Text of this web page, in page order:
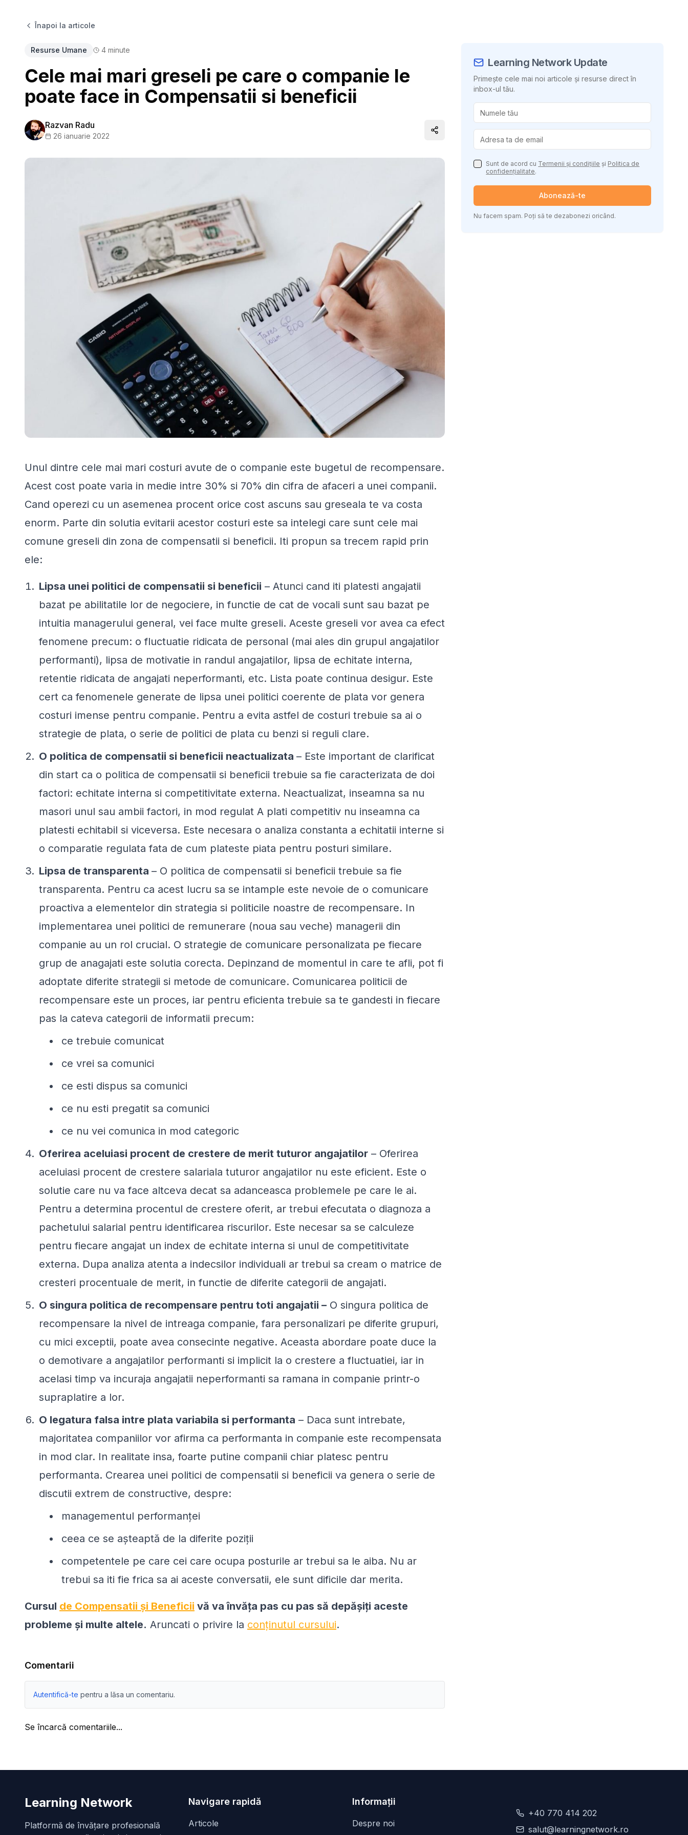
Înapoi la articole
Resurse Umane 4 minute
Cele mai mari greseli pe care o companie le
poate face in Compensatii si beneficii
Razvan Radu
26 ianuarie 2022 Distribuie conținutul
Unul dintre cele mai mari costuri avute de o companie este bugetul de recompensare.
Acest cost poate varia in medie intre 30% si 70% din cifra de afaceri a unei companii.
Cand operezi cu un asemenea procent orice cost ascuns sau greseala te va costa
enorm. Parte din solutia evitarii acestor costuri este sa intelegi care sunt cele mai
comune greseli din zona de compensatii si beneficii. Iti propun sa trecem rapid prin
ele:
Lipsa unei politici de compensatii si beneficii – Atunci cand iti platesti angajatii
bazat pe abilitatile lor de negociere, in functie de cat de vocali sunt sau bazat pe
intuitia managerului general, vei face multe greseli. Aceste greseli vor avea ca efect
fenomene precum: o fluctuatie ridicata de personal (mai ales din grupul angajatilor
performanti), lipsa de motivatie in randul angajatilor, lipsa de echitate interna,
retentie ridicata de angajati neperformanti, etc. Lista poate continua desigur. Este
cert ca fenomenele generate de lipsa unei politici coerente de plata vor genera
costuri imense pentru companie. Pentru a evita astfel de costuri trebuie sa ai o
strategie de plata, o serie de politici de plata cu benzi si reguli clare.
O politica de compensatii si beneficii neactualizata – Este important de clarificat
din start ca o politica de compensatii si beneficii trebuie sa fie caracterizata de doi
factori: echitate interna si competitivitate externa. Neactualizat, inseamna sa nu
masori unul sau ambii factori, in mod regulat A plati competitiv nu inseamna ca
platesti echitabil si viceversa. Este necesara o analiza constanta a echitatii interne si
o comparatie regulata fata de cum plateste piata pentru posturi similare.
Lipsa de transparenta – O politica de compensatii si beneficii trebuie sa fie
transparenta. Pentru ca acest lucru sa se intample este nevoie de o comunicare
proactiva a elementelor din strategia si politicile noastre de recompensare. In
implementarea unei politici de remunerare (noua sau veche) managerii din
companie au un rol crucial. O strategie de comunicare personalizata pe fiecare
grup de anagajati este solutia corecta. Depinzand de momentul in care te afli, pot fi
adoptate diferite strategii si metode de comunicare. Comunicarea politicii de
recompensare este un proces, iar pentru eficienta trebuie sa te gandesti in fiecare
pas la cateva categorii de informatii precum:
ce trebuie comunicat
ce vrei sa comunici
ce esti dispus sa comunici
ce nu esti pregatit sa comunici
ce nu vei comunica in mod categoric
Oferirea aceluiasi procent de crestere de merit tuturor angajatilor – Oferirea
aceluiasi procent de crestere salariala tuturor angajatilor nu este eficient. Este o
solutie care nu va face altceva decat sa adanceasca problemele pe care le ai.
Pentru a determina procentul de crestere oferit, ar trebui efecutata o diagnoza a
pachetului salarial pentru identificarea riscurilor. Este necesar sa se calculeze
pentru fiecare angajat un index de echitate interna si unul de competitivitate
externa. Dupa analiza atenta a indecsilor individuali ar trebui sa cream o matrice de
cresteri procentuale de merit, in functie de diferite categorii de angajati.
O singura politica de recompensare pentru toti angajatii – O singura politica de
recompensare la nivel de intreaga companie, fara personalizari pe diferite grupuri,
cu mici exceptii, poate avea consecinte negative. Aceasta abordare poate duce la
o demotivare a angajatilor performanti si implicit la o crestere a fluctuatiei, iar in
acelasi timp va incuraja angajatii neperformanti sa ramana in companie printr-o
supraplatire a lor.
O legatura falsa intre plata variabila si performanta – Daca sunt intrebate,
majoritatea companiilor vor afirma ca performanta in companie este recompensata
in mod clar. In realitate insa, foarte putine companii chiar platesc pentru
performanta. Crearea unei politici de compensatii si beneficii va genera o serie de
discutii extrem de constructive, despre:
managementul performanței
ceea ce se așteaptă de la diferite poziții
competentele pe care cei care ocupa posturile ar trebui sa le aiba. Nu ar
trebui sa iti fie frica sa ai aceste conversatii, ele sunt dificile dar merita.
Cursul de Compensatii și Beneficii vă va învăța pas cu pas să depășiți aceste
probleme și multe altele. Aruncati o privire la conținutul cursului.
Comentarii
Autentifică-te pentru a lăsa un comentariu.
Se încarcă comentariile...
Learning Network Update
Primește cele mai noi articole și resurse direct în
inbox-ul tău.
Sunt de acord cu Termenii și condițiile și Politica de
confidențialitate.
Abonează-te
Nu facem spam. Poți să te dezabonezi oricând.
Learning Network
Platformă de învățare profesională
Navigare rapidă
Articole
Informații
Despre noi
+40 770 414 202
salut@learningnetwork.ro